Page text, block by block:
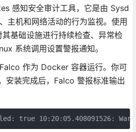
感知安全审计工具，它是由 Sysd
主机和网络活动的行为监视。使用
基础设施进行持续检查、异常检
系统调用设置警报通知。
作为 Docker 容器运行。你可
安装完成后，Falco 警报标准输出
true 10:20:05.408091526: